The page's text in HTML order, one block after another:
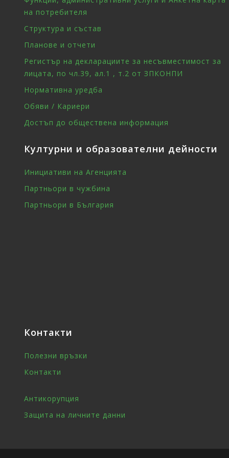
на потребителя
Структура и състав
Планове и отчети
Регистър на декларациите за несъвместимост за
лицата, по чл.39, ал.1 , т.2 от ЗПКОНПИ
Нормативна уредба
Обяви / Кариери
Достъп до обществена информация
Културни и образователни дейности
Инициативи на Агенцията
Партньори в чужбина
Партньори в България
Контакти
Полезни връзки
Контакти
Антикорупция
Защита на личните данни